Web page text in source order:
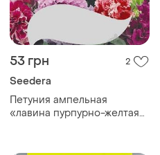
53 грн 2
Seedera
Петуния ампельная
«лавина пурпурно-желтая